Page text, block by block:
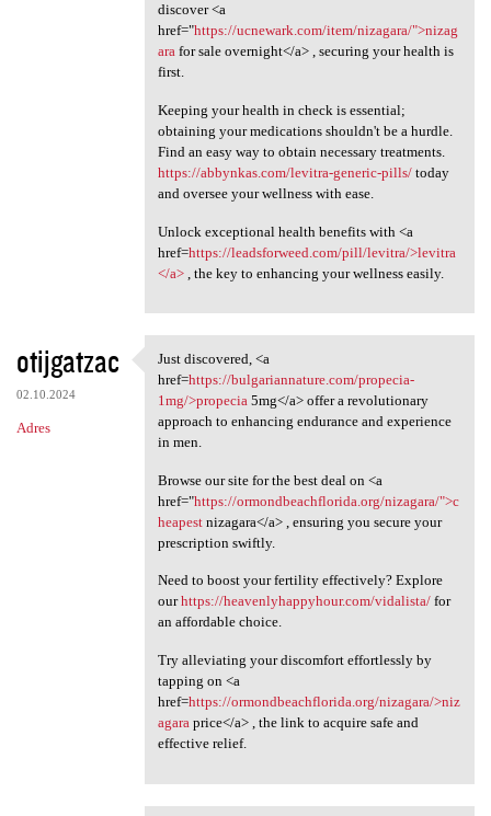
discover <a
href="https://ucnewark.com/item/nizagara/">nizag
arafor sale overnight</a> , securing your health is
first.
Keeping your health in check is essential;
obtaining your medications shouldn't be a hurdle.
Find an easy way to obtain necessary treatments.
https://abbynkas.com/levitra-generic-pills/today
and oversee your wellness with ease.
Unlock exceptional health benefits with <a
href=https://leadsforweed.com/pill/levitra/>levitra
</a>, the key to enhancing your wellness easily.
otijgatzac
02.10.2024
Adres
Just discovered, <a href
Just discovered, <a
href=https://bulgariannature.com/propecia-
1mg/>propecia5mg</a> offer a revolutionary
approach to enhancing endurance and experience
in men.
Browse our site for the best deal on <a
href="https://ormondbeachflorida.org/nizagara/">c
heapestnizagara</a> , ensuring you secure your
prescription swiftly.
Need to boost your fertility effectively? Explore
ourhttps://heavenlyhappyhour.com/vidalista/for
an affordable choice.
Try alleviating your discomfort effortlessly by
tapping on <a
href=https://ormondbeachflorida.org/nizagara/>niz
agara price</a> , the link to acquire safe and
effective relief.